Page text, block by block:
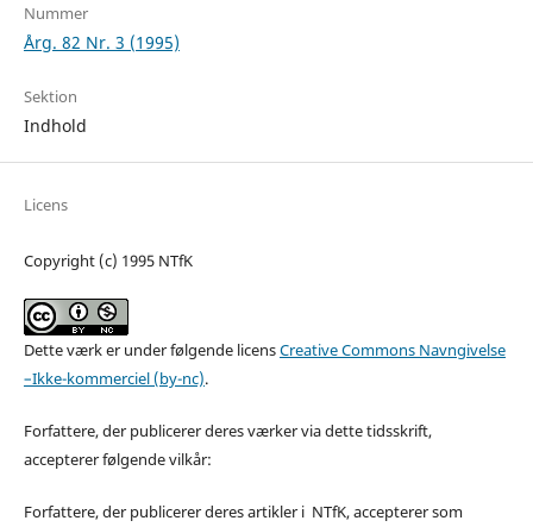
Nummer
Årg. 82 Nr. 3 (1995)
Sektion
Indhold
Licens
Copyright (c) 1995 NTfK
Dette værk er under følgende licensCreative Commons Navngivelse
–Ikke-kommerciel (by-nc).
Forfattere, der publicerer deres værker via dette tidsskrift,
accepterer følgende vilkår:
Forfattere, der publicerer deres artikler i NTfK, accepterer som